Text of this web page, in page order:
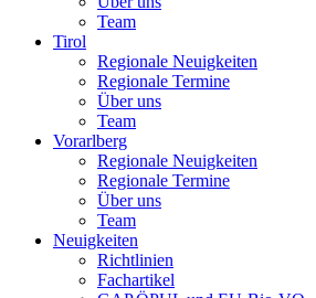
Team
Tirol
Regionale Neuigkeiten
Regionale Termine
Über uns
Team
Vorarlberg
Regionale Neuigkeiten
Regionale Termine
Über uns
Team
Neuigkeiten
Richtlinien
Fachartikel